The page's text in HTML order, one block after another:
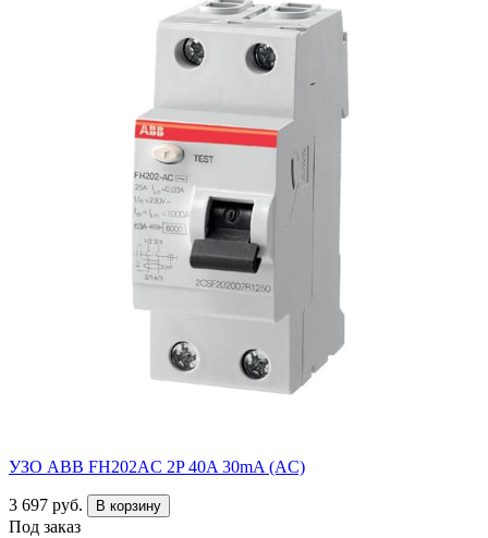
УЗО ABB FH202AC 2P 40A 30mA (AC)
3 697 руб. В корзину
Под заказ